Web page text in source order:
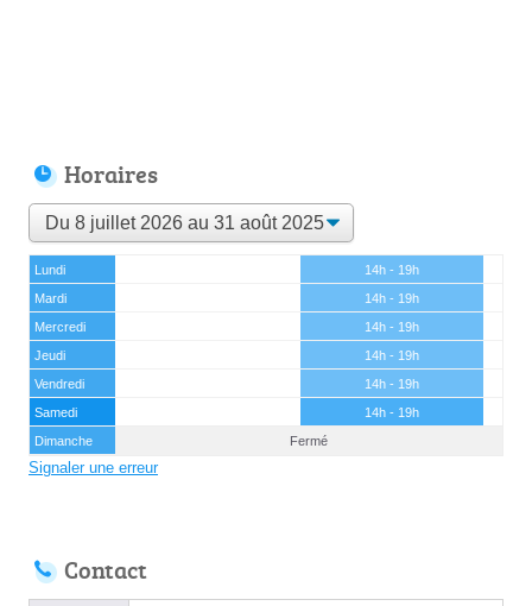
Horaires
Lundi
14h - 19h
Mardi
14h - 19h
Mercredi
14h - 19h
Jeudi
14h - 19h
Vendredi
14h - 19h
Samedi
14h - 19h
Dimanche
Fermé
Signaler une erreur
Contact